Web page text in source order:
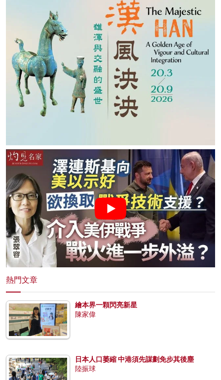
熱門文章
繪本界一顆閃亮新星
陳家偉
日本人口萎縮 中港須先謀劃免步其後塵
陸振球